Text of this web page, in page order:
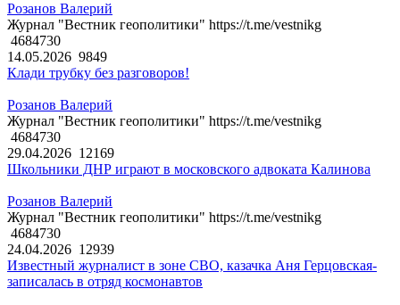
Розанов Валерий
Журнал "Вестник геополитики" https://t.me/vestnikg
4684730
14.05.2026 9849
Клади трубку без разговоров!
Розанов Валерий
Журнал "Вестник геополитики" https://t.me/vestnikg
4684730
29.04.2026 12169
Школьники ДНР играют в московского адвоката Калинова
Розанов Валерий
Журнал "Вестник геополитики" https://t.me/vestnikg
4684730
24.04.2026 12939
Известный журналист в зоне СВО, казачка Аня Герцовская-
записалась в отряд космонавтов